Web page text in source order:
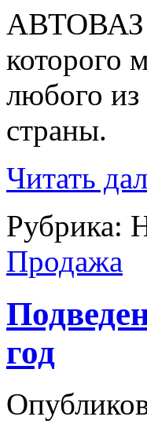
АВТОВАЗ
которого
любого из
страны.
Читать
Рубрика:
Продажа
год